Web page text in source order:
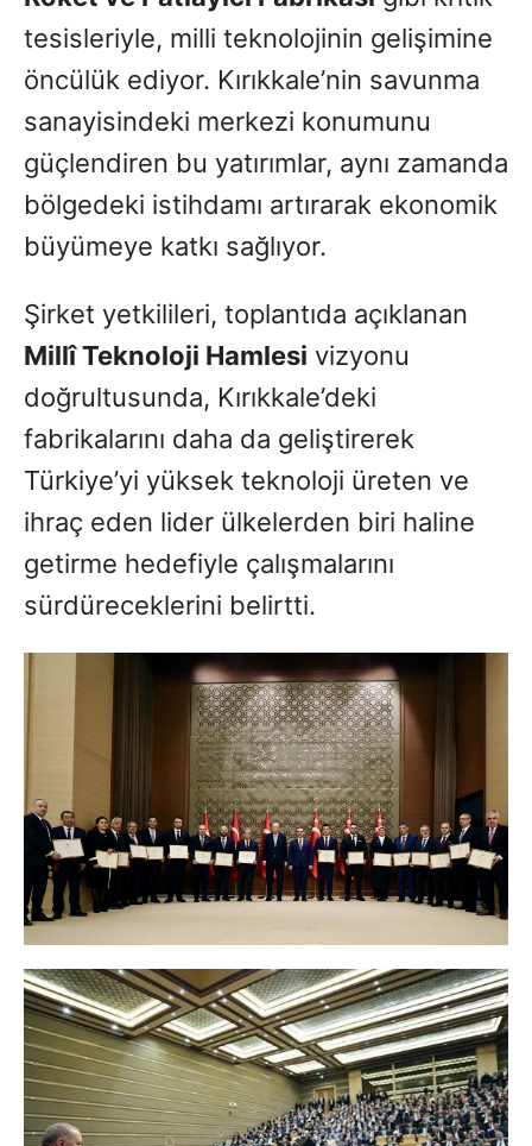
tesisleriyle, milli teknolojinin gelişimine
öncülük ediyor. Kırıkkale’nin savunma
sanayisindeki merkezi konumunu
güçlendiren bu yatırımlar, aynı zamanda
bölgedeki istihdamı artırarak ekonomik
büyümeye katkı sağlıyor.
Şirket yetkilileri, toplantıda açıklanan
Millî Teknoloji Hamlesi vizyonu
doğrultusunda, Kırıkkale’deki
fabrikalarını daha da geliştirerek
Türkiye’yi yüksek teknoloji üreten ve
ihraç eden lider ülkelerden biri haline
getirme hedefiyle çalışmalarını
sürdüreceklerini belirtti.